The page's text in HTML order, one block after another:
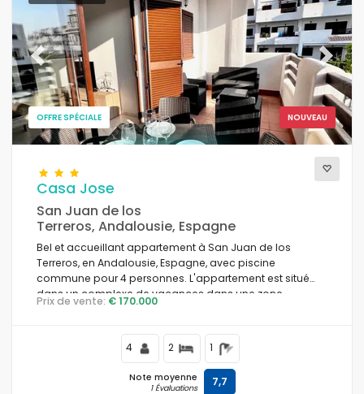
NOUVEAU
OFFRE SPÉCIALE
Previous Next
Casa Jose
San Juan de los
Terreros, Andalousie, Espagne
Bel et accueillant appartement à San Juan de los
Terreros, en Andalousie, Espagne, avec piscine
commune pour 4 personnes. L'appartement est situé
dans un complexe de vacances dans une zone
résidentielle et montagneuse près de la plage, à
d'un court de tennis, et à 500 m de la plage de Playa
Prix de vente: € 170.000
4 2 1
Note moyenne
1 Évaluations 7,7